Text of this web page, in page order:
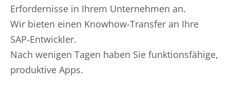
Erfordernisse in Ihrem Unternehmen an.
Wir bieten einen Knowhow-Transfer an Ihre
SAP-Entwickler.
Nach wenigen Tagen haben Sie funktionsfähige,
produktive Apps.